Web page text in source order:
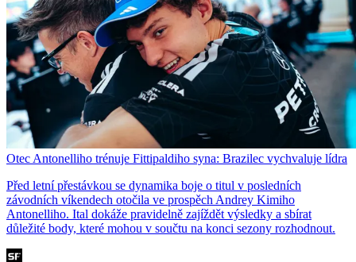
Otec Antonelliho trénuje Fittipaldiho syna: Brazilec vychvaluje lídra
Před letní přestávkou se dynamika boje o titul v posledních
závodních víkendech otočila ve prospěch Andrey Kimiho
Antonelliho. Ital dokáže pravidelně zajíždět výsledky a sbírat
důležité body, které mohou v součtu na konci sezony rozhodnout.